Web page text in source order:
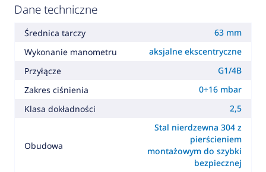
Dane techniczne
Średnica tarczy
63 mm
Wykonanie manometru
aksjalne ekscentryczne
Przyłącze
G1/4B
Zakres ciśnienia
0÷16 mbar
Klasa dokładności
2,5
Obudowa
Stal nierdzewna 304 z
pierścieniem
montażowym do szybki
bezpiecznej